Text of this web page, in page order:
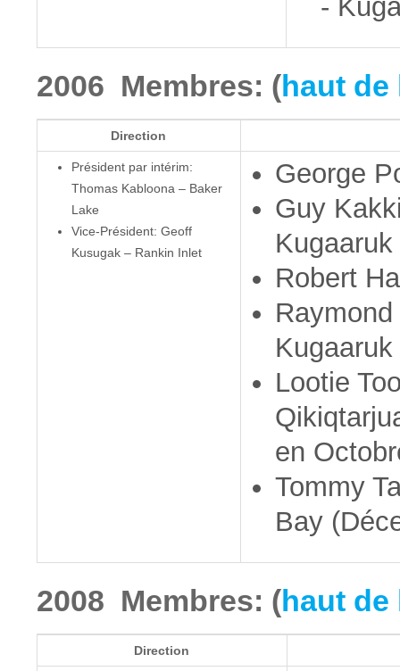
-
2006 Membres: (haut de
Direction
Président par intérim:
Thomas Kabloona – Baker
Lake
Vice-Président: Geoff
Kusugak – Rankin Inlet
George
Guy
Kugaaruk
Robert
Kugaaruk
Lootie
en
Tommy
Bay
2008 Membres: (haut de
Direction